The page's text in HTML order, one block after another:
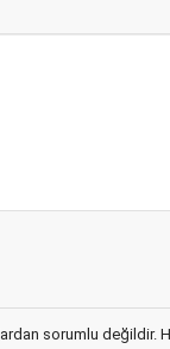
sorumlu değildir.